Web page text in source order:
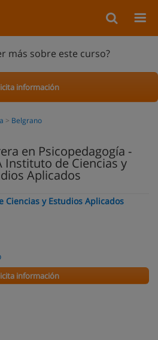
más sobre este curso?
información
Belgrano
en Psicopedagogía -
Instituto de Ciencias y
Aplicados
Ciencias y Estudios Aplicados
información